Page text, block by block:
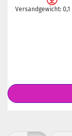
Versandgewicht: 0,1